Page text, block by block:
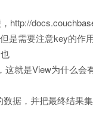
http://
是需要注意key的作
这就是View为什么
据，并把最终结果